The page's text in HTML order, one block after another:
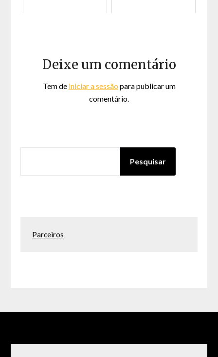
Deixe um comentário
Tem de iniciar a sessão para publicar um
comentário.
Pesquisar
Parceiros